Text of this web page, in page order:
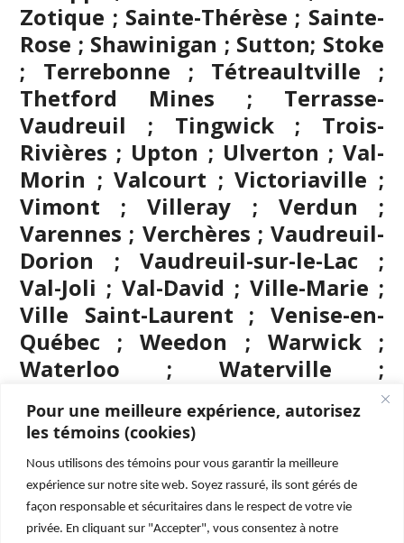
Pour une meilleure expérience, autorisez
les témoins (cookies)
Nous utilisons des témoins pour vous garantir la meilleure
expérience sur notre site web. Soyez rassuré, ils sont gérés de
façon responsable et sécuritaires dans le respect de votre vie
privée. En cliquant sur "Accepter", vous consentez à notre
Zotique ; Sainte-Thérèse ; Sainte-
Rose ; Shawinigan ; Sutton; Stoke
; Terrebonne ; Tétreaultville ;
Thetford Mines ; Terrasse-
Vaudreuil ; Tingwick ; Trois-
Rivières ; Upton ; Ulverton ; Val-
Morin ; Valcourt ; Victoriaville ;
Vimont ; Villeray ; Verdun ;
Varennes ; Verchères ; Vaudreuil-
Dorion ; Vaudreuil-sur-le-Lac ;
Val-Joli ; Val-David ; Ville-Marie ;
Ville Saint-Laurent ; Venise-en-
Québec ; Weedon ; Warwick ;
Waterloo ; Waterville ;
Westmount ; Windsor ; Wickham ;
Wolinak ; Wotton ; Yamachiche ;